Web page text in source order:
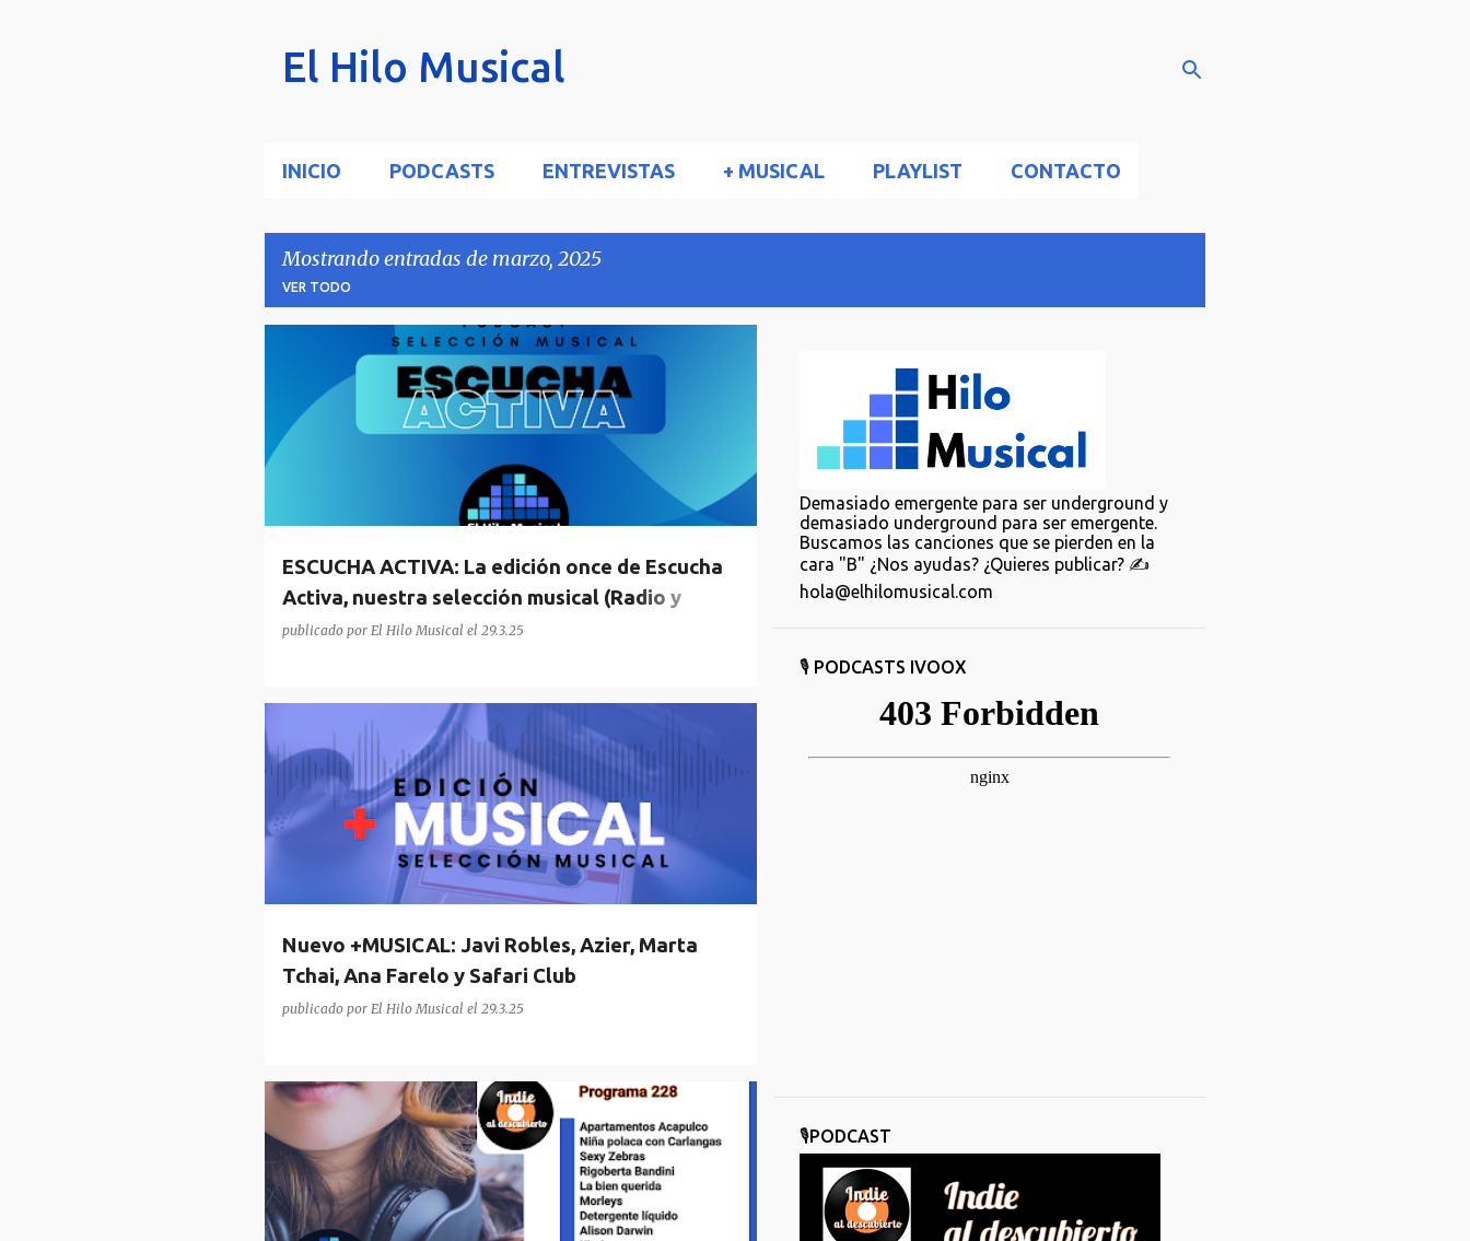
El Hilo Musical
INICIO PODCASTS ENTREVISTAS + MUSICAL PLAYLIST CONTACTO
Mostrando entradas de marzo, 2025
VER TODO
r
ESCUCHA ACTIVA: La edición once de Escucha
Activa, nuestra selección musical (Radio y
Podcast)
publicado por El Hilo Musical el 29.3.25
RADIO
Nuevo +MUSICAL: Javi Robles, Azier, Marta
Tchai, Ana Farelo y Safari Club
publicado por El Hilo Musical el 29.3.25
AZIER JAVI ROBLES MARTA TCHAI
MÁS MUSICAL SAFARI CLUB
RADIO
Demasiado emergente para ser underground y
demasiado underground para ser emergente.
Buscamos las canciones que se pierden en la
cara "B" ¿Nos ayudas? ¿Quieres publicar? ✍️
hola@elhilomusical.com
🎙️ PODCASTS IVOOX
🎙️PODCAST